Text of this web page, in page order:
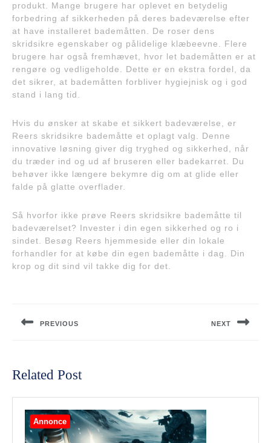
produkt. Mange brugere har oplevet en betydelig
forbedring af sikkerheden på deres badeværelse efter
at have installeret bademåtten. De roser dens
skridsikre egenskaber og pålidelige klæbeevne. Flere
brugere har også fremhævet, hvor let bademåtten er at
rengøre og vedligeholde. Dette er en ekstra fordel, da
det sikrer, at bademåtten forbliver hygiejnisk og i god
stand i lang tid.
Hvis du ønsker at skabe et sikkert badeværelse, er
Reers skridsikre bademåtte et oplagt valg. Denne
innovative løsning giver dig tryghed og sikkerhed, når
du træder ind og ud af bruseren eller badekarret. Du
behøver ikke længere bekymre dig om at glide eller
falde på glatte overflader.
Så hvorfor ikke prøve Reers skridsikre bademåtte til
badeværelset? Invester i din egen sikkerhed og ro i
sindet. Besøg Reers hjemmeside eller din lokale
forhandler for at købe din egen bademåtte i dag. Din
krop og dit sind vil takke dig for det.
PREVIOUS NEXT
Related Post
Annonce